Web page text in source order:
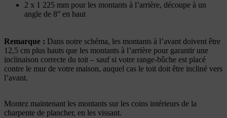
2 x 1 225 mm pour les montants à l’arrière, découpe à un
angle de 8° en haut
Remarque : Dans notre schéma, les montants à l’avant doivent être
12,5 cm plus hauts que les montants à l’arrière pour garantir une
inclinaison correcte du toit – sauf si votre range-bûche est placé
contre le mur de votre maison, auquel cas le toit doit être incliné vers
l’avant.
Montez maintenant les montants sur les coins intérieurs de la
charpente de plancher, en les vissant.